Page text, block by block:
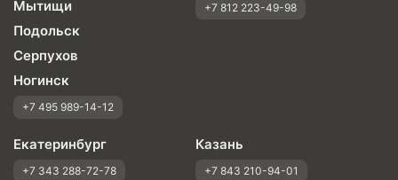
Мытищи
Подольск
Серпухов
Ногинск
+7 495 989-14-12
+7 812 223-49-98
Екатеринбург
+7 343 288-72-78
Казань
+7 843 210-94-01